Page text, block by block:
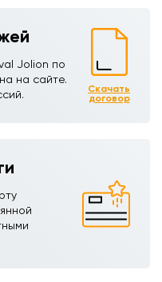
ㅤㅤㅤㅤㅤ по
на сайте.
Скачать
договор